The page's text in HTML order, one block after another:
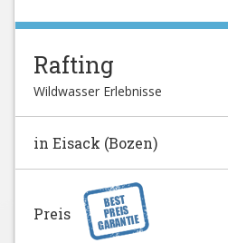
Rafting
Wildwasser Erlebnisse
in Eisack (Bozen)
Preis